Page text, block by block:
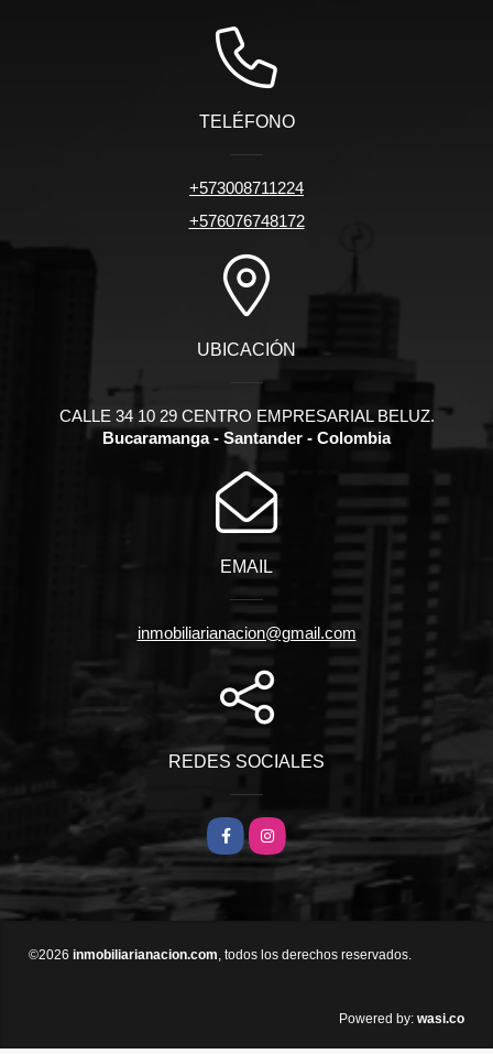
TELÉFONO
+573008711224
+576076748172
UBICACIÓN
CALLE 34 10 29 CENTRO EMPRESARIAL BELUZ.
Bucaramanga - Santander - Colombia
EMAIL
inmobiliarianacion@gmail.com
REDES SOCIALES
FacebookInstagram
©2026 inmobiliarianacion.com, todos los derechos reservados.
Powered by: wasi.co